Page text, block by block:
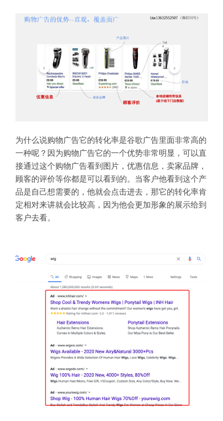
为什么说购物广告它的转化率是谷歌广告里面非常高的
一种呢？ 因为购物广告它的一个优势非常明显，可以直
接通过这个购物广告看到图片，优惠信息，卖家品牌，
顾客的评价等你都是可以看到的。 当客户他看到这个产
品是自己想需要的，他就会点击进去，那它的转化率肯
定相对来讲就会比较高，因为他会更加形象的展示给到
客户去看。